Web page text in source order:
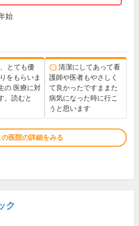
始
とても優
をもらいま
の 医療に対
。読むと
清潔にしてあって看
護師や医者もやさしく
て良かったですままた
病気になった時に行こ
うと思います
の医院の詳細をみる
ク